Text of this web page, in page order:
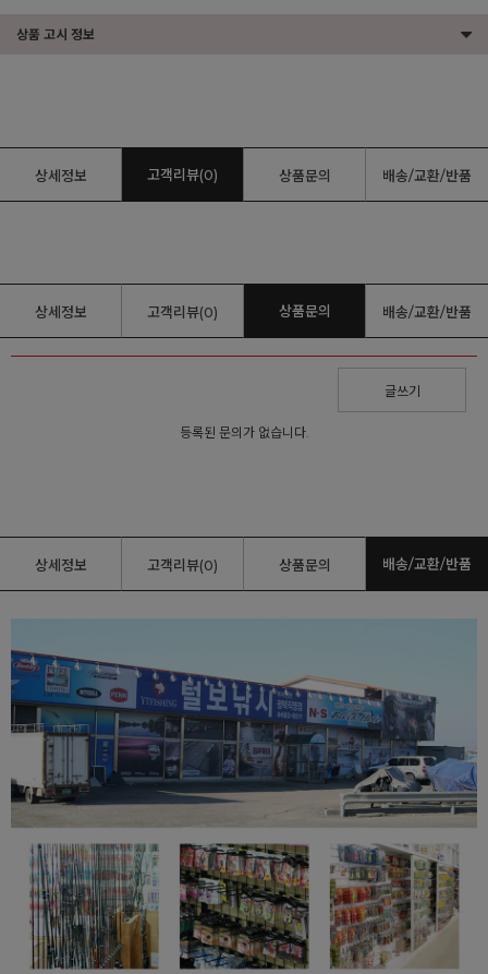
상품 고시 정보
상세정보 고객리뷰(0) 상품문의 배송/교환/반품
상세정보 고객리뷰(0) 상품문의 배송/교환/반품
글쓰기
등록된 문의가 없습니다.
상세정보 고객리뷰(0) 상품문의 배송/교환/반품